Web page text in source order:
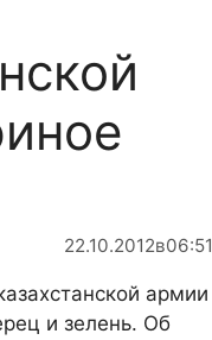
22.10.2012в06:51
армии
и зелень. Об